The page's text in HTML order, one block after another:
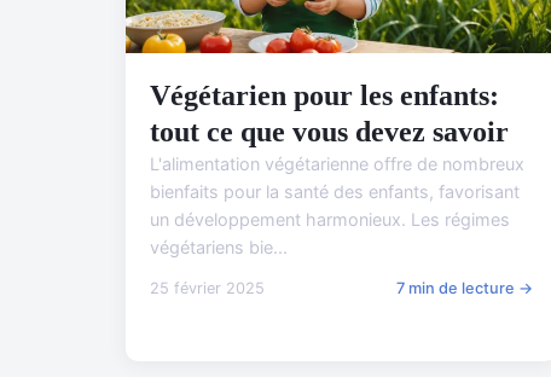
Végétarien pour les enfants:
tout ce que vous devez savoir
L'alimentation végétarienne offre de nombreux
bienfaits pour la santé des enfants, favorisant
un développement harmonieux. Les régimes
végétariens bie...
25 février 2025 7 min de lecture →